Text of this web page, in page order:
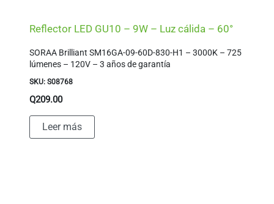
Reflector LED GU10 – 9W – Luz cálida – 60°
SORAA Brilliant SM16GA-09-60D-830-H1 – 3000K – 725
lúmenes – 120V – 3 años de garantía
SKU: S08768
Q209.00
Leer más